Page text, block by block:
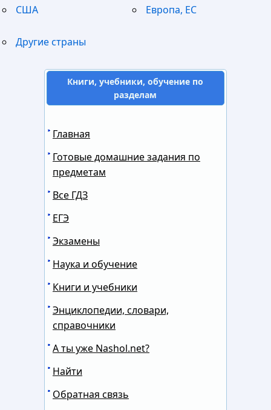
США Европа, ЕС
Другие страны
Книги, учебники, обучение по
разделам
Главная
Готовые домашние задания по
предметам
Все ГДЗ
ЕГЭ
Экзамены
Наука и обучение
Книги и учебники
Энциклопедии, словари,
справочники
А ты уже Nashol.net?
Найти
Обратная связь